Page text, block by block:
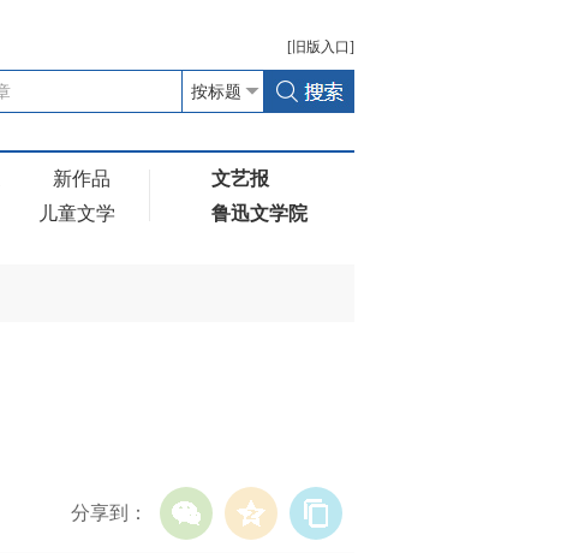
[ 旧版 入口]
新作品
儿童文学
文艺报
鲁迅文学院
分享到：